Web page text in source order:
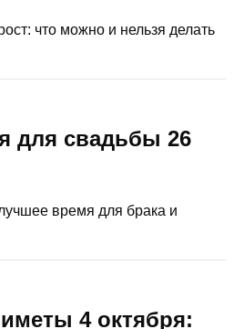
что можно и нельзя делать
для свадьбы 26
время для брака и
4 октября: